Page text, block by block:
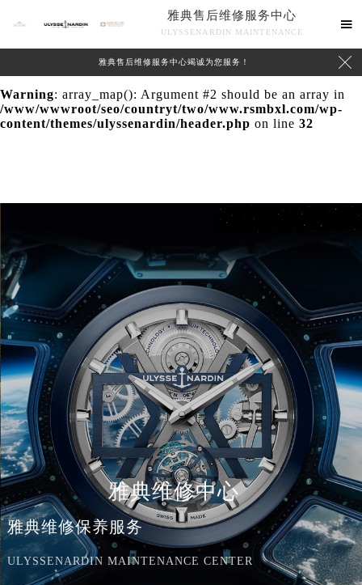
Warning: extract() expects parameter 1 to be array, null
/www/wwwroot/seo/countryt/two/www.rsmbxl.com/wp-
content/themes/ulyssenardin/header.php
Warning: array_map(): Argument #2 should be an array in
/www/wwwroot/seo/countryt/two/www.rsmbxl.com/wp-
content/themes/ulyssenardin/header.php on line 32
雅典售后维修服务中心
ULYSSENARDIN MAINTENANCE

雅典售后维修服务中心竭诚为您服务！ 
雅典维修中心
雅典维修保养服务
ULYSSENARDIN MAINTENANCE CENTER